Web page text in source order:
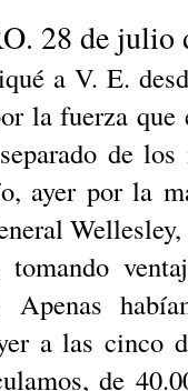
28 de julio
a V. E.
la fuerza
de
ayer por la
tomando
a las cinco
de